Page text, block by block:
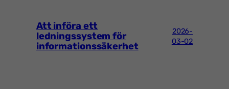
Att införa ett
ledningssystem för
informationssäkerhet
2026-
03-02